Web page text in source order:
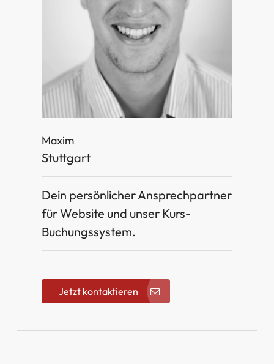
Maxim
Stuttgart
Dein persönlicher Ansprechpartner
für Website und unser Kurs-
Buchungssystem.
Jetzt kontaktieren